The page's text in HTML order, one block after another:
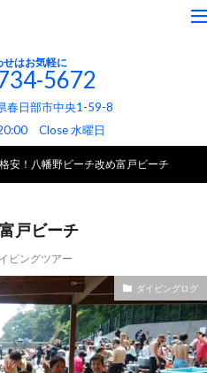
せはお気軽に
5672
春日部市中央1-59-8
Close 水曜日
格安！八幡野ビーチ改め富戸ビーチ
戸ビーチ
ビングツアー
ダイビングログ